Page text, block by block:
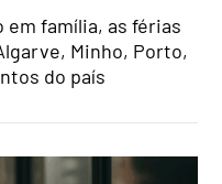
família, as férias
Minho, Porto,
do país